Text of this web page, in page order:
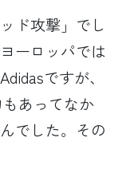
ド攻撃」でし
ーロッパでは
ですが、
あってなか
でした。その